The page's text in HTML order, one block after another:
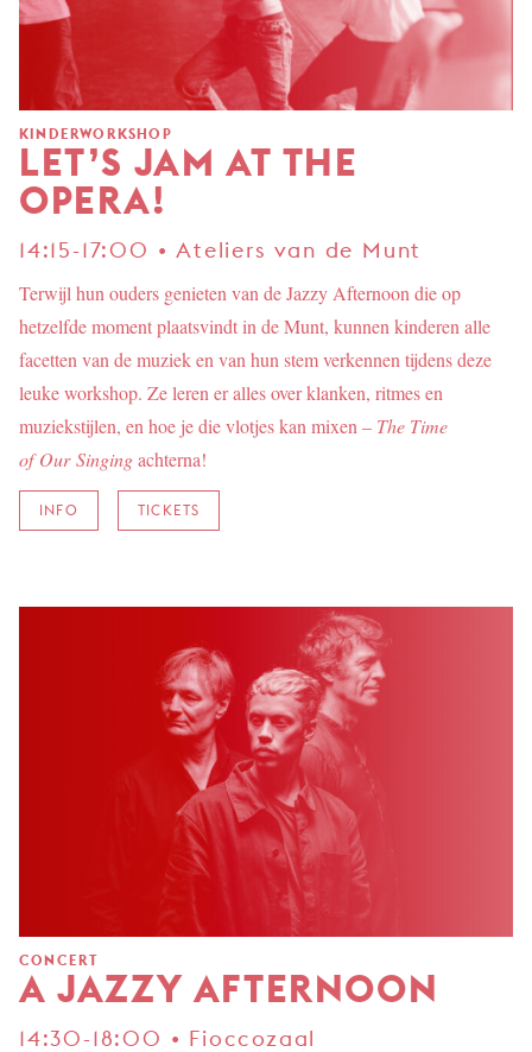
KINDERWORKSHOP
LET’S JAM AT THE
OPERA!
14:15-17:00 • Ateliers van de Munt
Terwijl hun ouders genieten van de Jazzy Afternoon die op
hetzelfde moment plaatsvindt in de Munt, kunnen kinderen alle
facetten van de muziek en van hun stem verkennen tijdens deze
leuke workshop. Ze leren er alles over klanken, ritmes en
muziekstijlen, en hoe je die vlotjes kan mixen – The Time
of Our Singingachterna!
INFO TICKETS
CONCERT
A JAZZY AFTERNOON
14:30-18:00 • Fioccozaal